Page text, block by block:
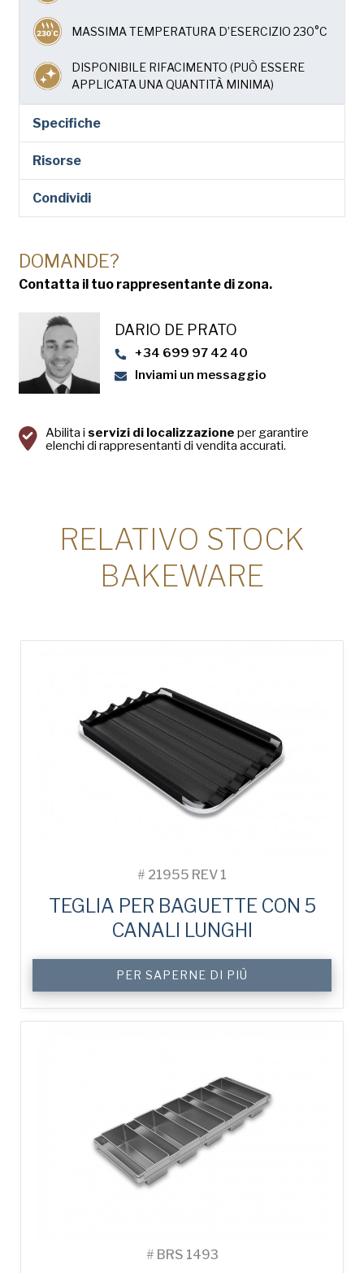
MASSIMA TEMPERATURA D’ESERCIZIO 230°C
DISPONIBILE RIFACIMENTO (PUÒ ESSERE
APPLICATA UNA QUANTITÀ MINIMA)
Specifiche
Risorse
Condividi
DOMANDE?
Contatta il tuo rappresentante di zona.
DARIO DE PRATO
+34 699 97 42 40
Inviami un messaggio
Abilita i servizi di localizzazione per garantire
elenchi di rappresentanti di vendita accurati.
RELATIVO STOCK
BAKEWARE
# 21955 REV 1
TEGLIA PER BAGUETTE CON 5
CANALI LUNGHI
PER SAPERNE DI PIÙ
# BRS 1493
(Obbligatorio)
Nazione
(Obbligatorio)
Nazione *
Consent
Sì, ho letto e compresol'Informativa sulla privacy